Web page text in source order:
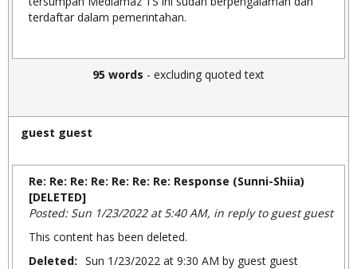
terdaftar dalam pemerintahan.
95 words - excluding quoted text
guest guest
Re: Re: Re: Re: Re: Re: Re: Response (Sunni-Shiia)
[DELETED]
Posted: Sun 1/23/2022 at 5:40 AM, in reply to guest guest
This content has been deleted.
Deleted: Sun 1/23/2022 at 9:30 AM by guest guest